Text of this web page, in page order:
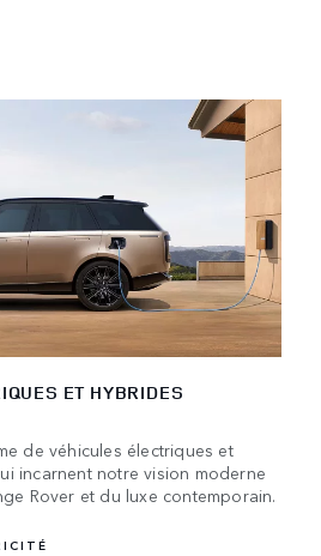
ET HYBRIDES
de véhicules électriques et
incarnent notre vision moderne
Rover et du luxe contemporain.